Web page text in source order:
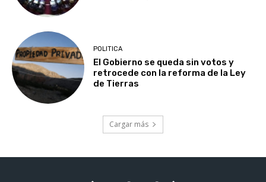
POLITICA
El Gobierno se queda sin votos y
retrocede con la reforma de la Ley
de Tierras
Cargar más